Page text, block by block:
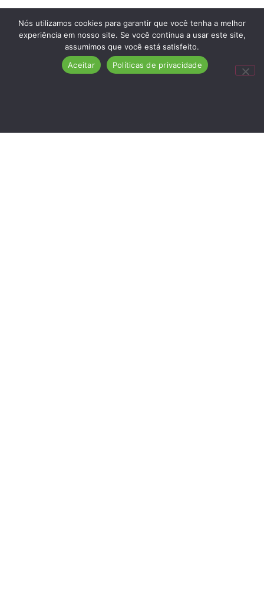
Nós utilizamos cookies para garantir que você tenha a melhor
experiência em nosso site. Se você continua a usar este site,
assumimos que você está satisfeito.
Aceitar
Políticas de privacidade